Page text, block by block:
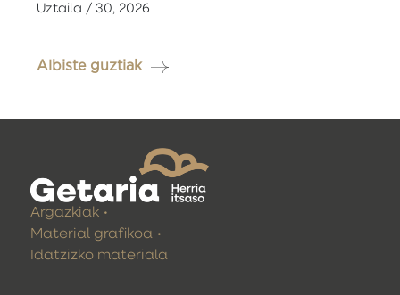
Uztaila / 30, 2026
Albiste guztiak
Argazkiak
Material grafikoa
Idatzizko materiala